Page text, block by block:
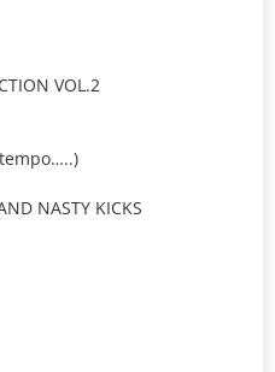
VOL.2
NASTY KICKS